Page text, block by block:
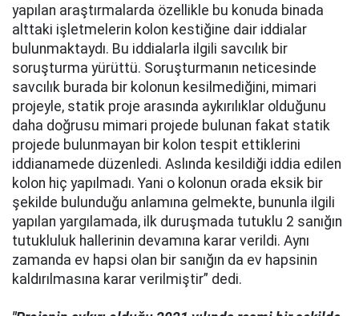
yapılan araştırmalarda özellikle bu konuda binada
alttaki işletmelerin kolon kestiğine dair iddialar
bulunmaktaydı. Bu iddialarla ilgili savcılık bir
soruşturma yürüttü. Soruşturmanın neticesinde
savcılık burada bir kolonun kesilmediğini, mimari
projeyle, statik proje arasında aykırılıklar olduğunu
daha doğrusu mimari projede bulunan fakat statik
projede bulunmayan bir kolon tespit ettiklerini
iddianamede düzenledi. Aslında kesildiği iddia edilen
kolon hiç yapılmadı. Yani o kolonun orada eksik bir
şekilde bulunduğu anlamına gelmekte, bununla ilgili
yapılan yargılamada, ilk duruşmada tutuklu 2 sanığın
tutukluluk hallerinin devamına karar verildi. Aynı
zamanda ev hapsi olan bir sanığın da ev hapsinin
kaldırılmasına karar verilmiştir” dedi.